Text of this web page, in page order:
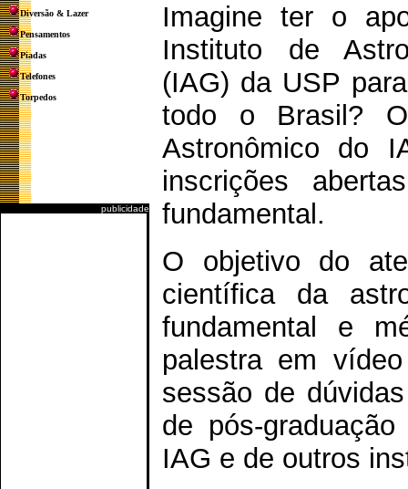
Diversão & Lazer
Pensamentos
Piadas
Telefones
Torpedos
publicidade
Imagine ter o
Instituto de
(IAG) da USP
todo o Brasil? O
Astronômico do
inscrições
fundamental.
O objetivo do
científica da
fundamental e
palestra em
sessão de
de pós-
IAG e de outros